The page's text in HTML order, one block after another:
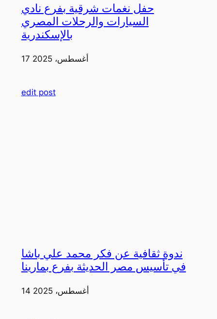
حفل نغمات شرقية بفرع نادي
السيارات والرحلات المصري
بالإسكندرية
17 أغسطس، 2025
edit post
ندوة ثقافية عن فكر محمد علي باشا
في تأسيس مصر الحديثة بفرع بمارينا
14 أغسطس، 2025